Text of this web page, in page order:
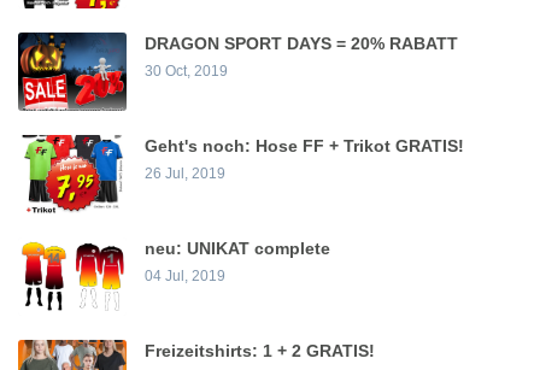
DRAGON SPORT DAYS = 20% RABATT
30 Oct, 2019
Geht's noch: Hose FF + Trikot GRATIS!
26 Jul, 2019
neu: UNIKAT complete
04 Jul, 2019
Freizeitshirts: 1 + 2 GRATIS!